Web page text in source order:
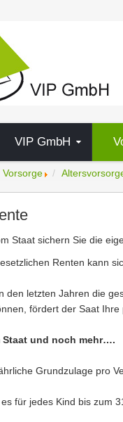
VIP GmbH
Vorsorge
Staat sichern Sie die
Renten kann
den letzten Jahren die
fördert der Saat Ihre
Staat und noch mehr….
Grundzulage pro
für jedes Kind bis zum